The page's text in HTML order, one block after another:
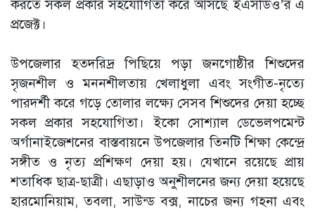
করতে সকল প্রকার সহযোগিতা করে আসছে ইএসডিও’র এ
প্রজেক্ট।
উপজেলার হতদরিদ্র পিছিয়ে পড়া জনগোষ্ঠীর শিশুদের
সৃজনশীল ও মননশীলতায় খেলাধুলা এবং সংগীত-নৃত্যে
পারদর্শী করে গড়ে তোলার লক্ষ্যে সেসব শিশুদের দেয়া হচ্ছে
সকল প্রকার সহযোগিতা। ইকো সোশ্যাল ডেভেলপমেন্ট
অর্গানাইজেশনের বাস্তবায়নে উপজেলার তিনটি শিক্ষা কেন্দ্রে
সঙ্গীত ও নৃত্য প্রশিক্ষণ দেয়া হয়। যেখানে রয়েছে প্রায়
শতাধিক ছাত্র-ছাত্রী। এছাড়াও অনুশীলনের জন্য দেয়া হয়েছে
হারমোনিয়াম, তবলা, সাউন্ড বক্স, নাচের জন্য গহনা এবং